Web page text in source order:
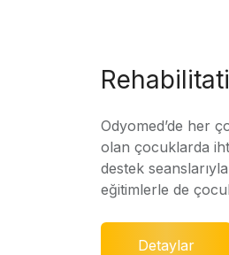
Odyomed’de her
olan çocuklarda
destek
eğitimlerle de
Detaylar